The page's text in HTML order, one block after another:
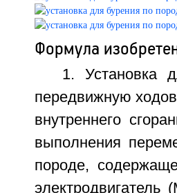
Формула
1. Установка
передвижную
внутреннего
выполнения
породе,